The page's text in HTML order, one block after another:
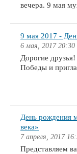
вечера. 9 мая
9 мая 2017 -
6 мая, 2017 20:30
Дорогие
Победы и
День рождения
века»
7 апреля, 2017
Представляем